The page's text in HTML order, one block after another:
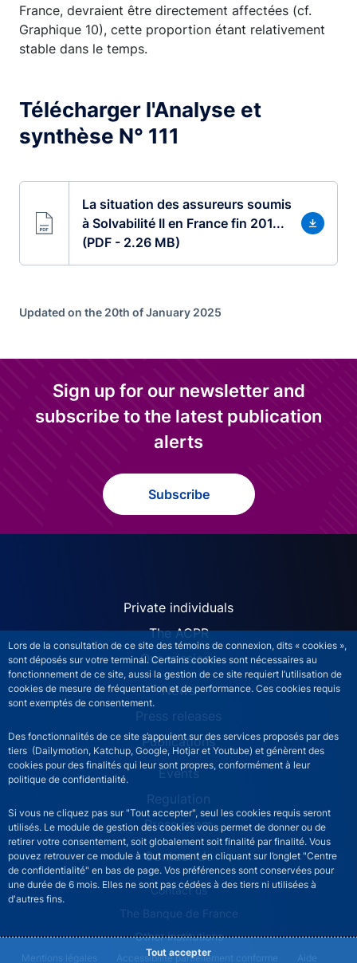
Lors de la consultation de ce site des témoins de connexion, dits « cookies »,
sont déposés sur votre terminal. Certains cookies sont nécessaires au
fonctionnement de ce site, aussi la gestion de ce site requiert l’utilisation de
cookies de mesure de fréquentation et de performance. Ces cookies requis
sont exemptés de consentement.
Des fonctionnalités de ce site s’appuient sur des services proposés par des
tiers (Dailymotion, Katchup, Google, Hotjar et Youtube) et génèrent des
cookies pour des finalités qui leur sont propres, conformément à leur
politique de confidentialité.
Si vous ne cliquez pas sur "Tout accepter", seul les cookies requis seront
utilisés. Le module de gestion des cookies vous permet de donner ou de
retirer votre consentement, soit globalement soit finalité par finalité. Vous
pouvez retrouver ce module à tout moment en cliquant sur l’onglet "Centre
de confidentialité" en bas de page. Vos préférences sont conservées pour
une durée de 6 mois. Elles ne sont pas cédées à des tiers ni utilisées à
d'autres fins.
Tout accepter
France, devraient être directement affectées (cf.
Graphique 10), cette proportion étant relativement
stable dans le temps.
Télécharger l'Analyse et
synthèse N° 111
La situation des assureurs soumis
à Solvabilité II en France fin 201...
(PDF - 2.26 MB)
Updated on the 20th of January 2025
Sign up for our newsletter and
subscribe to the latest publication
alerts
Subscribe
ACPR site navigation
Private individuals
The ACPR
Our missions
News
Press releases
Publications
Events
Regulation
Press room
Contact Us
ACPR footer secondary menu (English)
Contact us
The Banque de France
Other institutions
ACPR footer legal notice menu
Mentions légales Accessibilité partiellement conforme Aide